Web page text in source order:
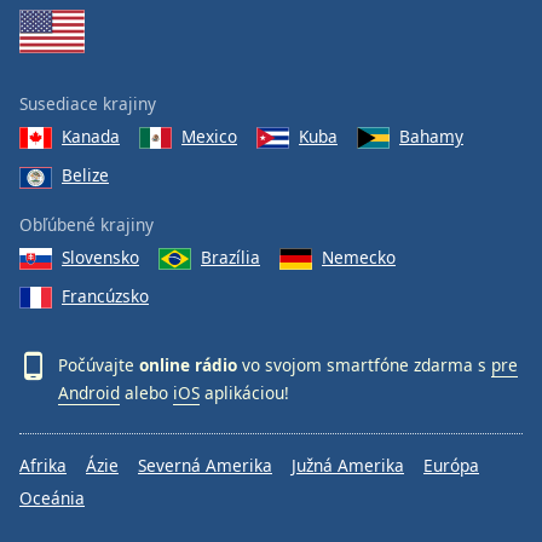
Susediace krajiny
Kanada
Mexico Kuba
Bahamy
Belize
Obľúbené krajiny
Slovensko
Brazília
Nemecko
Francúzsko
Počúvajte online rádio vo svojom smartfóne zdarma s pre
Android alebo iOS aplikáciou!
Afrika Ázie Severná Amerika Južná Amerika
Európa
Oceánia